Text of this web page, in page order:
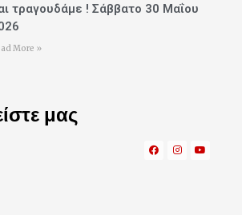
τραγουδάμε ! Σάββατο 30 Μαΐου
More »
μας